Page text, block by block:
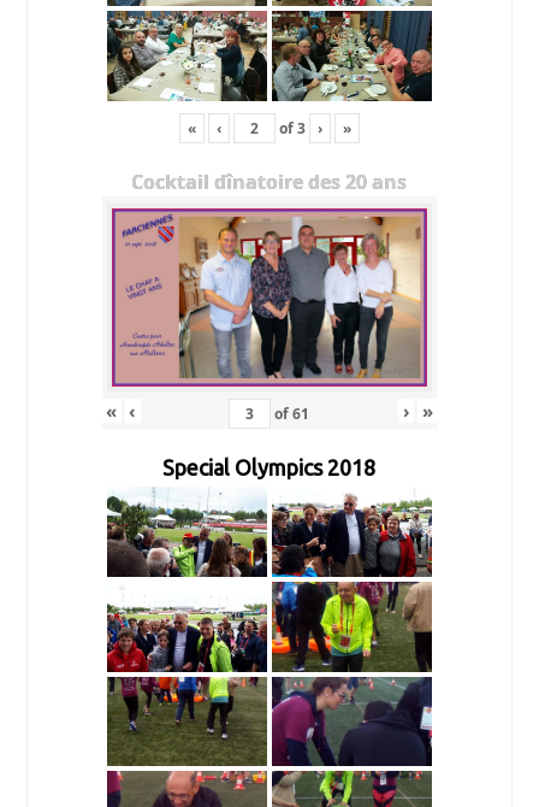
« ‹ of3 › »
Cocktail dînatoire des 20 ans
« ‹ of61 › »
Special Olympics 2018